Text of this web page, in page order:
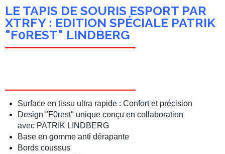
LE TAPIS DE SOURIS ESPORT PAR
XTRFY : EDITION SPÉCIALE PATRIK
"F0REST" LINDBERG
Surface en tissu ultra rapide : Confort et précision
Design "F0rest" unique conçu en collaboration
avec PATRIK LINDBERG
Base en gomme anti dérapante
Bords coussus